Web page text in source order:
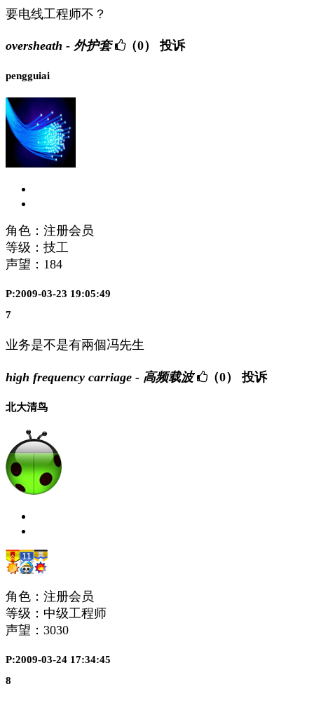
要电线工程师不？
oversheath - 外护套 （0） 投诉
pengguiai
角色：注册会员
等级：技工
声望： 184
P:2009-03-23 19:05:49
7
业务是不是有兩個冯先生
high frequency carriage - 高频载波 （0） 投诉
北大清鸟
角色：注册会员
等级：中级工程师
声望： 3030
P:2009-03-24 17:34:45
8